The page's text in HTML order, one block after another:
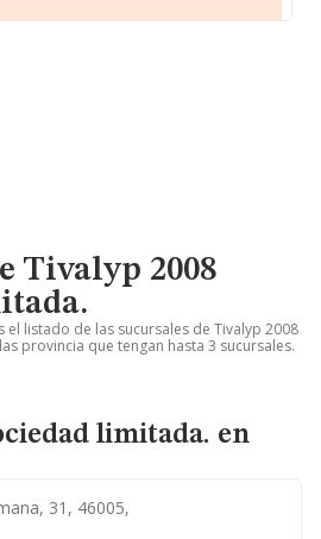
Tivalyp 2008
listado de las sucursales de Tivalyp 2008
provincia que tengan hasta 3 sucursales.
limitada. en
31, 46005,